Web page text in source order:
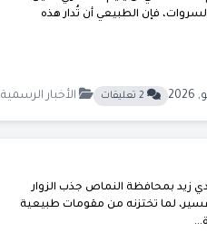
22 كيلومترًا فوق قمم السروات، فإن الطبيعي أن تُدار هذه
2 تعليقات الأخبار الرسمية
زيد بمحافظة النماص جذب الزوار
عسير، لما تختزنه من مقومات طبيعية